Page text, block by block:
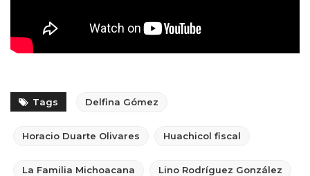
Tags Delfina Gómez
Horacio Duarte Olivares Huachicol fiscal
La Familia Michoacana Lino Rodríguez González